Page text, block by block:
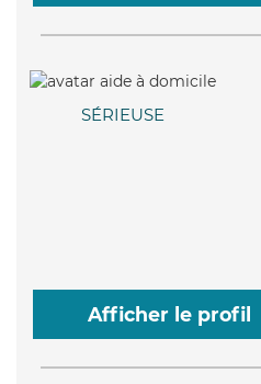
SÉRIEUSE
Afficher le profil